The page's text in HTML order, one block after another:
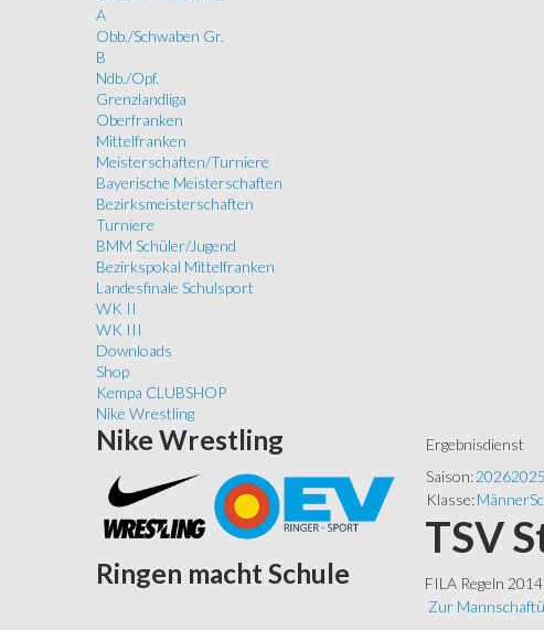
A
Obb./Schwaben Gr.
B
Ndb./Opf.
Grenzlandliga
Oberfranken
Mittelfranken
Meisterschaften/Turniere
Bayerische Meisterschaften
Bezirksmeisterschaften
Turniere
BMM Schüler/Jugend
Bezirkspokal Mittelfranken
Landesfinale Schulsport
WK II
WK III
Downloads
Shop
Kempa CLUBSHOP
Nike Wrestling
Ergebnisdienst
Saison: 20262025
Klasse: Männer
TSV
FILA Regeln 2014
Zur
Nike Wrestling
Ringen macht Schule